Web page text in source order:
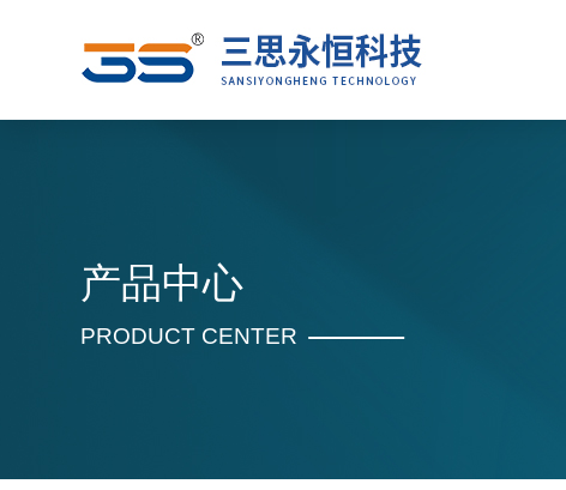
产品中心
PRODUCT CENTER